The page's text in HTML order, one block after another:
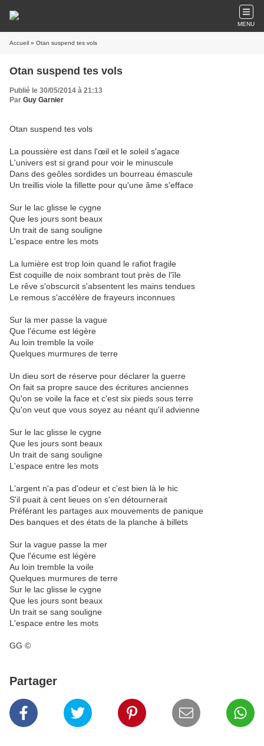
MENU
Accueil » Otan suspend tes vols
Otan suspend tes vols
Publié le 30/05/2014 à 21:13
Par Guy Garnier
Otan suspend tes vols
La poussière est dans l'œil et le soleil s'agace
L'univers est si grand pour voir le minuscule
Dans des geôles sordides un bourreau émascule
Un treillis viole la fillette pour qu'une âme s'efface
Sur le lac glisse le cygne
Que les jours sont beaux
Un trait de sang souligne
L'espace entre les mots
La lumière est trop loin quand le rafiot fragile
Est coquille de noix sombrant tout près de l'île
Le rêve s'obscurcit s'absentent les mains tendues
Le remous s'accélère de frayeurs inconnues
Sur la mer passe la vague
Que l'écume est légère
Au loin tremble la voile
Quelques murmures de terre
Un dieu sort de réserve pour déclarer la guerre
On fait sa propre sauce des écritures anciennes
Qu'on se voile la face et c'est six pieds sous terre
Qu'on veut que vous soyez au néant qu'il advienne
Sur le lac glisse le cygne
Que les jours sont beaux
Un trait de sang souligne
L'espace entre les mots
L'argent n'a pas d'odeur et c'est bien là le hic
S'il puait à cent lieues on s'en détournerait
Préférant les partages aux mouvements de panique
Des banques et des états de la planche à billets
Sur la vague passe la mer
Que l'écume est légère
Au loin tremble la voile
Quelques murmures de terre
Sur le lac glisse le cygne
Que les jours sont beaux
Un trait se sang souligne
L'espace entre les mots
GG ©
Partager